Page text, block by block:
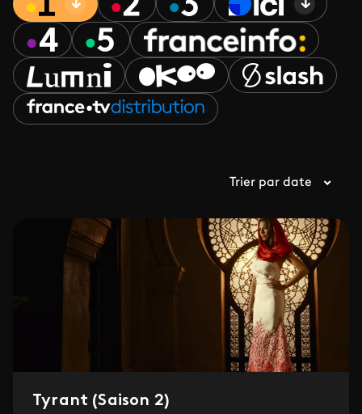
Trier par date
Tyrant (Saison 2)